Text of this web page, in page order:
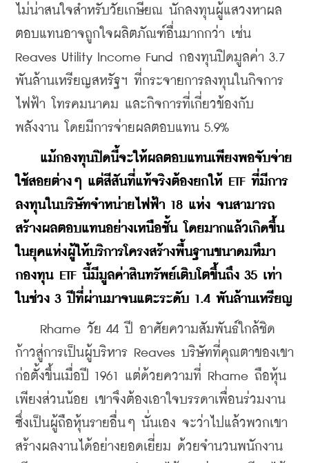
ไม่น่าสนใจสําหรับวัยเกษียณ นักลงทุนผู้แสวงหาผล
ตอบแทนอาจถูกใจผลิตภัณฑ์อื่นมากกว่า เช่น
Reaves Utility Income Fund กองทุนปิดมูลค่า 3.7
พันล้านเหรียญสหรัฐฯ ที่กระจายการลงทุนในกิจการ
ไฟฟ้า โทรคมนาคม และกิจการที่เกี่ยวข้องกับ
พลังงาน โดยมีการจ่ายผลตอบแทน 5.9%
แม้กองทุนปิดนี้จะให้ผลตอบแทนเพียงพอจับจ่าย
ใช้สอยต่างๆ แต่สีสันที่แท้จริงต้องยกให้ ETF ที่มีการ
ลงทุนในบริษัทจําหน่ายไฟฟ้า 18 แห่ง จนสามารถ
สร้างผลตอบแทนอย่างเหนือชั้น โดยมากแล้วเกิดขึ้น
ในยุคแห่งผู้ให้บริการโครงสร้างพื้นฐานขนาดมหึมา
กองทุน ETF นี้มีมูลค่าสินทรัพย์เติบโตขึ้นถึง 35 เท่า
ในช่วง 3 ปีที่ผ่านมาจนแตะระดับ 1.4 พันล้านเหรียญ
Rhame วัย 44 ปี อาศัยความสัมพันธ์ใกล้ชิด
ก้าวสู่การเป็นผู้บริหาร Reaves บริษัทที่คุณตาของเขา
ก่อตั้งขึ้นเมื่อปี 1961 แต่ด้วยความที่ Rhame ถือหุ้น
เพียงส่วนน้อย เขาจึงต้องเอาใจบรรดาเพื่อนร่วมงาน
ซึ่งเป็นผู้ถือหุ้นรายอื่นๆ นั่นเอง จะว่าไปแล้วพวกเขา
สร้างผลงานได้อย่างยอดเยี่ยม ด้วยจํานวนพนักงาน